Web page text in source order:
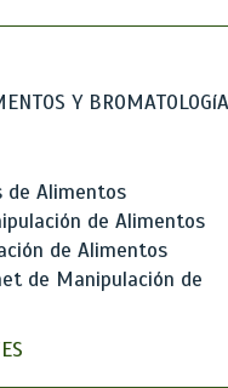
Y BROMATOLOGíA
de Alimentos
de Alimentos
de Alimentos
de Manipulación de